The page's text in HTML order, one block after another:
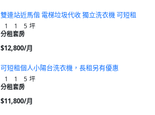
雙連站近馬偕 電梯垃圾代收 獨立洗衣機 可短租
1 1 5 坪
分租套房
$12,800/月
可短租個人小陽台洗衣機，長租另有優惠
1 1 5 坪
分租套房
$11,800/月